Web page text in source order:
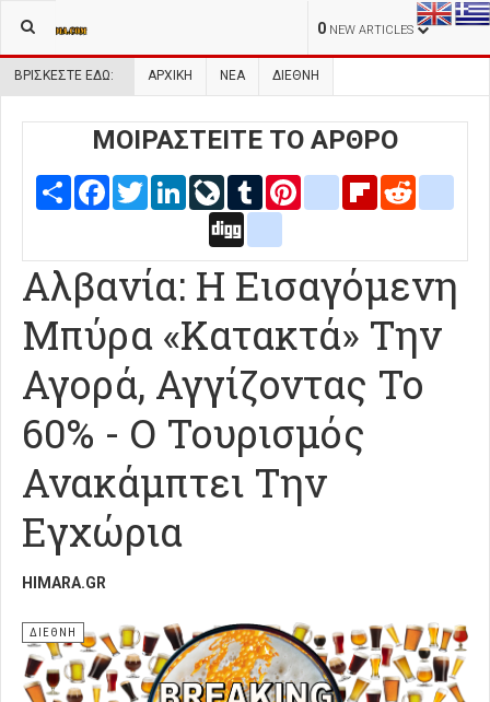
0 NEW ARTICLES
ΒΡΊΣΚΕΣΤΕ ΕΔΏ: ΑΡΧΙΚΉ ΝΕΑ ΔΙΕΘΝΗ
ΜΟΙΡΑΣΤΕΙΤΕ ΤΟ ΑΡΘΡΟ
Share FacebookTwitterLinkedInLiveJournal
Tumblr Pinterestblogger_post
Flipboard
Αλβανία: Η Εισαγόμενη
Μπύρα «Κατακτά» Την
Αγορά, Αγγίζοντας Το
60% - Ο Τουρισμός
Ανακάμπτει Την
Εγχώρια
HIMARA.GR
ΔΙΕΘΝΗ